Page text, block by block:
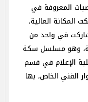
المعروفة في
المكانة العالية،
في واحد من
وهو مسلسل سكة
الإعلام في قسم
الفني الخاص، بها